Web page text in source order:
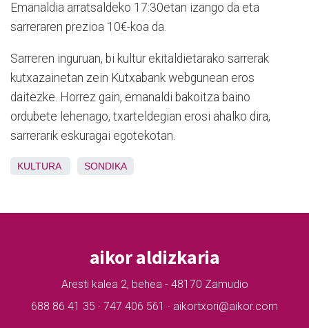
Emanaldia arratsaldeko 17:30etan izango da eta
sarreraren prezioa 10€-koa da.
Sarreren inguruan, bi kultur ekitaldietarako sarrerak
kutxazainetan zein Kutxabank webgunean eros
daitezke. Horrez gain, emanaldi bakoitza baino
ordubete lehenago, txarteldegian erosi ahalko dira,
sarrerarik eskuragai egotekotan.
KULTURA SONDIKA
aikor aldizkaria
Aresti kalea 2, behea - 48170 Zamudio
688 86 41 35 · 747 406 561 · aikortxori@aikor.com